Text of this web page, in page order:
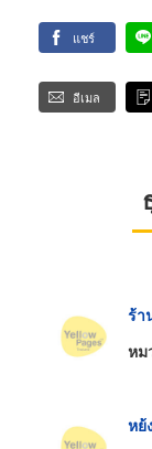
แชร์
อีเมล
ร้า
หม
หย้